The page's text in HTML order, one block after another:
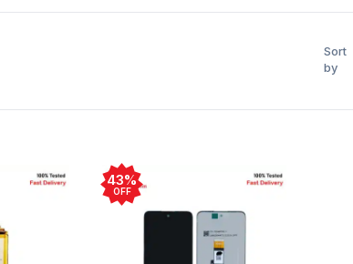
Sort
by
43%
OFF